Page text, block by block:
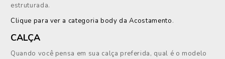
estruturada.
Clique para ver a categoria body da Acostamento.
CALÇA
Quando você pensa em sua calça preferida, qual é o modelo